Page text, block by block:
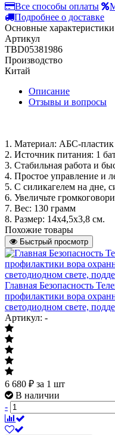
Все способы оплаты
Подробнее о доставке
Основные характеристики
Артикул
TBD05381986
Производство
Китай
Описание
Отзывы и вопросы
1. Материал: АБС-пластик
2. Источник питания: 1
3. Стабильная работа и
4. Простое управление и
5. С силикагелем на дне,
6. Увеличьте
7. Вес: 130 грамм
8. Размер: 14x4,5x3,8 см.
Похожие товары
Быстрый просмотр
Главная Безопасность
профилактики вора
светодиодном свете,
Артикул: -
6 680 ₽ за 1 шт
В наличии
-